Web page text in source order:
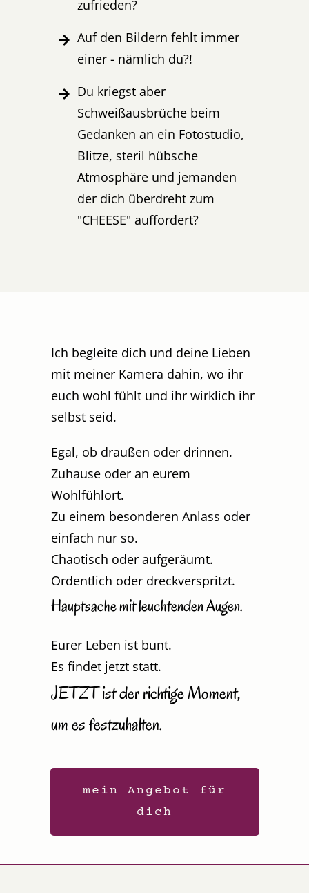
zufrieden?
Auf den Bildern fehlt immer
einer - nämlich du?!
Du kriegst aber
Schweißausbrüche beim
Gedanken an ein Fotostudio,
Blitze, steril hübsche
Atmosphäre und jemanden
der dich überdreht zum
"CHEESE" auffordert?
Ich begleite dich und deine Lieben
mit meiner Kamera dahin, wo ihr
euch wohl fühlt und ihr wirklich ihr
selbst seid.
Egal, ob draußen oder drinnen.
Zuhause oder an eurem
Wohlfühlort.
Zu einem besonderen Anlass oder
einfach nur so.
Chaotisch oder aufgeräumt.
Ordentlich oder dreckverspritzt.
Hauptsache mit leuchtenden Augen.
Eurer Leben ist bunt.
Es findet jetzt statt.
JETZT ist der richtige Moment,
um es festzuhalten.
mein Angebot für
dich